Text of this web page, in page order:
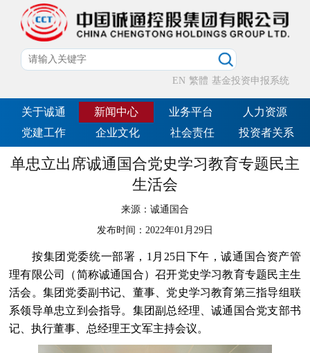
EN 繁體 基金投资申报系统
关于诚通 新闻中心 业务平台
人力资源
党建工作
企业文化 社会责任 投资者关系
单忠立出席诚通国合党史学习教育专题民主
生活会
来源： 诚通国合
发布时间： 2022年01月29日
按集团党委统一部署，1月25日下午，诚通国合资产管
理有限公司（简称诚通国合）召开党史学习教育专题民主生
活会。集团党委副书记、董事、党史学习教育第三指导组联
系领导单忠立到会指导。集团副总经理、诚通国合党支部书
记、执行董事、总经理王文军主持会议。